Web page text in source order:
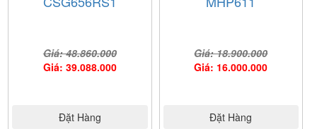
Giá: 48.860.000
Giá: 39.088.000
Đặt Hàng
Giá: 18.900.000
Giá: 16.000.000
Đặt Hàng